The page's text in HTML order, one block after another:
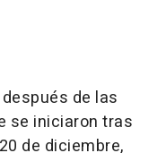
de las
se iniciaron tras
de diciembre,